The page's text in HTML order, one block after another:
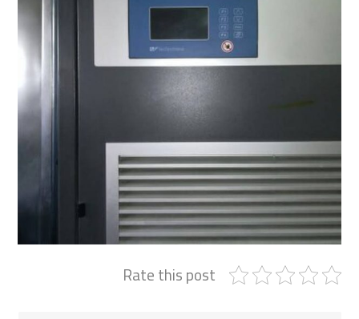
Rate this post